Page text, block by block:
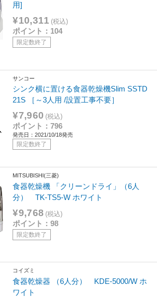
用]
¥10,311 (税込)
ポイント：104
限定数終了
サンコー
シンク横に置ける食器乾燥機Slim SSTD
21S ［～3人用 /設置工事不要］
¥7,960 (税込)
ポイント：796
発売日：2021/10/18発売
限定数終了
MITSUBISHI(三菱)
食器乾燥機 「クリーンドライ」（6人
分） TK-TS5-W ホワイト
¥9,768 (税込)
ポイント：98
限定数終了
コイズミ
食器乾燥器 （6人分） KDE-5000/W ホ
ワイト